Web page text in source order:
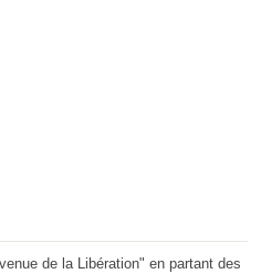
de la Libération" en partant des